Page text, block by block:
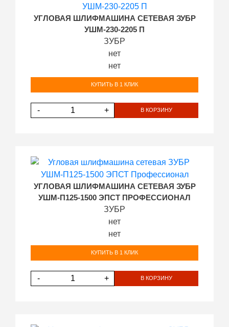
УГЛОВАЯ ШЛИФМАШИНА СЕТЕВАЯ ЗУБР
УШМ-230-2205 П
ЗУБР
нет
нет
КУПИТЬ В 1 КЛИК
- + В КОРЗИНУ
УГЛОВАЯ ШЛИФМАШИНА СЕТЕВАЯ ЗУБР
УШМ-П125-1500 ЭПСТ ПРОФЕССИОНАЛ
ЗУБР
нет
нет
КУПИТЬ В 1 КЛИК
- + В КОРЗИНУ